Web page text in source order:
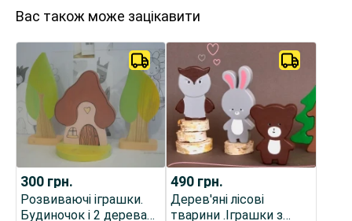
Вас також може зацікавити
300 грн.
Розвиваючі іграшки.
Будиночок і 2 дерева
490 грн.
Дерев'яні лісові
тварини .Іграшки з